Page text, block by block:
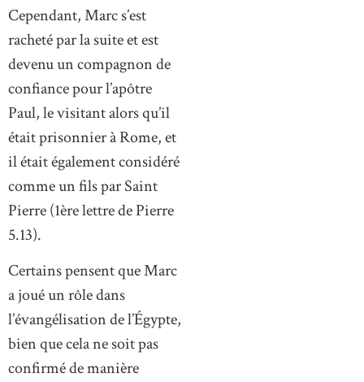
Cependant, Marc s’est
racheté par la suite et est
devenu un compagnon de
confiance pour l’apôtre
Paul, le visitant alors qu’il
était prisonnier à Rome, et
il était également considéré
comme un fils par Saint
Pierre (1ère lettre de Pierre
5.13).
Certains pensent que Marc
a joué un rôle dans
l’évangélisation de l’Égypte,
bien que cela ne soit pas
confirmé de manière